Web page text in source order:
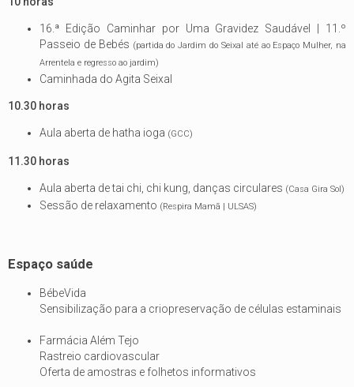
16.ª Edição Caminhar por Uma Gravidez Saudável | 11.º
Passeio de Bebés (partida do Jardim do Seixal até ao Espaço Mulher, na
Arrentela e regresso ao jardim)
Caminhada do Agita Seixal
10.30 horas
Aula aberta de hatha ioga (GCC)
11.30 horas
Aula aberta de tai chi, chi kung, danças circulares (Casa Gira Sol)
Sessão de relaxamento (Respira Mamã | ULSAS)
Espaço saúde
BébeVida
Sensibilização para a criopreservação de células estaminais
Farmácia Além Tejo
Rastreio cardiovascular
Oferta de amostras e folhetos informativos